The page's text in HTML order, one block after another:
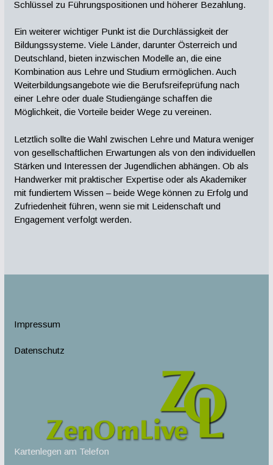
Schlüssel zu Führungspositionen und höherer Bezahlung.
Ein weiterer wichtiger Punkt ist die Durchlässigkeit der
Bildungssysteme. Viele Länder, darunter Österreich und
Deutschland, bieten inzwischen Modelle an, die eine
Kombination aus Lehre und Studium ermöglichen. Auch
Weiterbildungsangebote wie die Berufsreifeprüfung nach
einer Lehre oder duale Studiengänge schaffen die
Möglichkeit, die Vorteile beider Wege zu vereinen.
Letztlich sollte die Wahl zwischen Lehre und Matura weniger
von gesellschaftlichen Erwartungen als von den individuellen
Stärken und Interessen der Jugendlichen abhängen. Ob als
Handwerker mit praktischer Expertise oder als Akademiker
mit fundiertem Wissen – beide Wege können zu Erfolg und
Zufriedenheit führen, wenn sie mit Leidenschaft und
Engagement verfolgt werden.
Impressum
Datenschutz
Kartenlegen am Telefon